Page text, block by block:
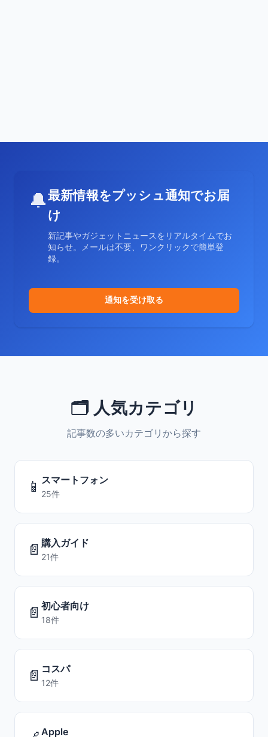
🔔最新情報をプッシュ通知でお届
け
新記事やガジェットニュースをリアルタイムでお
知らせ。メールは不要、ワンクリックで簡単登
録。
通知を受け取る
🗂️ 人気カテゴリ
記事数の多いカテゴリから探す
📱 スマートフォン
25件
📄 購入ガイド
21件
📄 初心者向け
18件
📄 コスパ
12件
Apple